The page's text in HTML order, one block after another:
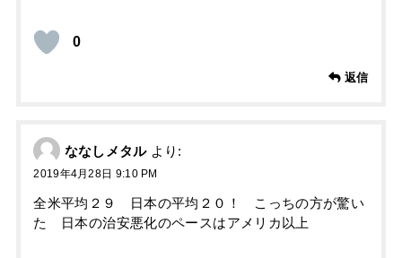
0
返信
ななしメタル より:
2019年4月28日 9:10 PM
全米平均２９ 日本の平均２０！ こっちの方が驚い
た 日本の治安悪化のペースはアメリカ以上